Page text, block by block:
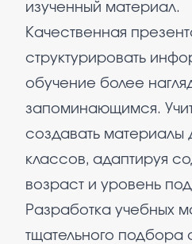
изученный материал.
Качественная
структурировать
обучение более
запоминающимся.
создавать материалы
классов, адаптируя
возраст и уровень
Разработка учебных
тщательного подбора